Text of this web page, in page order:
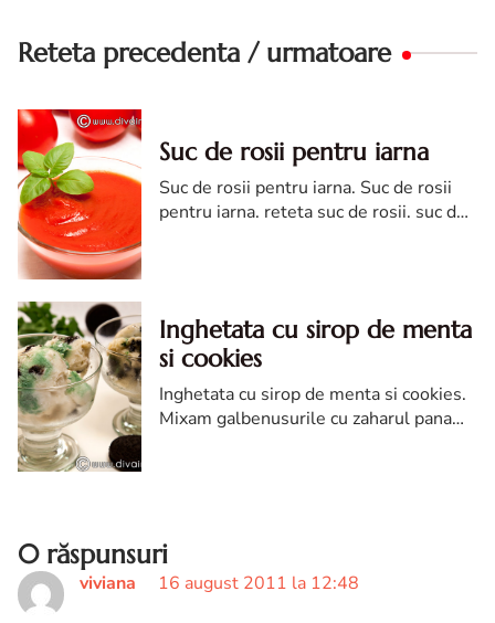
Reteta precedenta / urmatoare
Suc de rosii pentru iarna
Suc de rosii pentru iarna. Suc de rosii
pentru iarna. reteta suc de rosii. suc de
Inghetata cu sirop de menta
si cookies
Inghetata cu sirop de menta si cookies.
Mixam galbenusurile cu zaharul pana
0 răspunsuri
viviana 16 august 2011 la 12:48